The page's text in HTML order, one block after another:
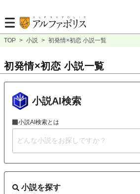
TOP > 小説 > 初発情×初恋 小説一覧
初発情×初恋 小説一覧
小説AI検索
小説AI検索とは
小説を探す